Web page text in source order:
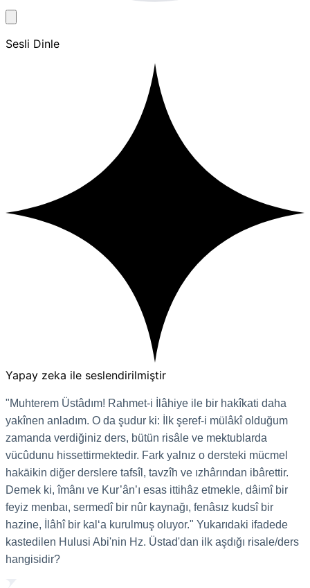
Sesli Dinle
Yapay zeka ile seslendirilmiştir
"Muhterem Üstâdım! Rahmet-i İlâhiye ile bir hakîkati daha
yakînen anladım. O da şudur ki: İlk şeref-i mülâkî olduğum
zamanda verdiğiniz ders, bütün risâle ve mektublarda
vücûdunu hissettirmektedir. Fark yalnız o dersteki mücmel
hakāikin diğer derslere tafsîl, tavzîh ve ızhârından ibârettir.
Demek ki, îmânı ve Kur’ân’ı esas ittihâz etmekle, dâimî bir
feyiz menbaı, sermedî bir nûr kaynağı, fenâsız kudsî bir
hazine, İlâhî bir kal‘a kurulmuş oluyor." Yukarıdaki ifadede
kastedilen Hulusi Abi'nin Hz. Üstad'dan ilk aşdığı risale/ders
hangisidir?